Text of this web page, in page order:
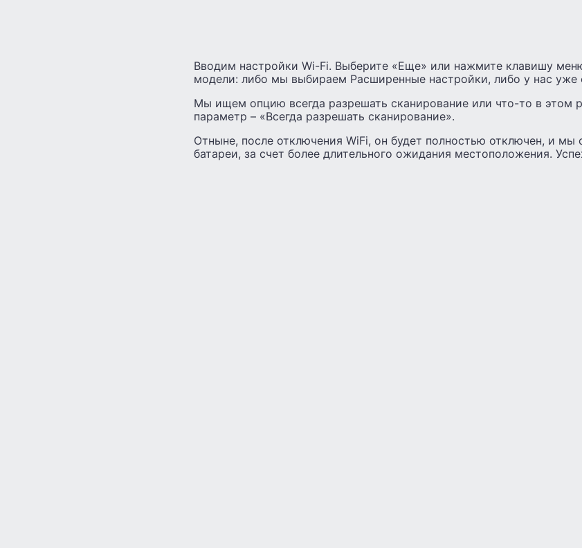
Вводим настройки Wi-Fi. Выберите «Еще» или нажмите клавишу
модели: либо мы выбираем Расширенные настройки, либо у нас уже
Мы ищем опцию всегда разрешать сканирование или что-то в этом
параметр – «Всегда разрешать сканирование».
Отныне, после отключения WiFi, он будет полностью отключен, и мы
батареи, за счет более длительного ожидания местоположения.